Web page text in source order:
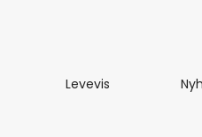
Levevis